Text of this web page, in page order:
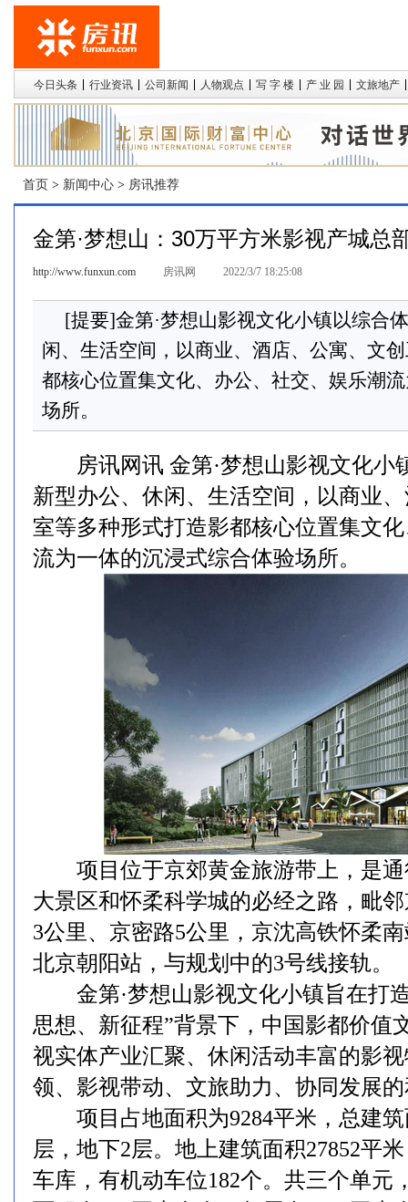
今日头条 行业资讯 公司新闻 人物观点 写 字 楼 产 业 园 文旅地产
首页 > 新闻中心 > 房讯推荐
金第·梦想山：30万平方米影视产城总
http://www.funxun.com 房讯网 2022/3/7 18:25:08
[提要]金第·梦想山影视文化小镇以综合
闲、生活空间，以商业、酒店、公寓、文
都核心位置集文化、办公、社交、娱乐潮
场所。
房讯网讯 金第·梦想山影视文化小
新型办公、休闲、生活空间，以商业
室等多种形式打造影都核心位置集文
流为一体的沉浸式综合体验场所。
项目位于京郊黄金旅游带上，是通
大景区和怀柔科学城的必经之路，毗
3公里、京密路5公里，京沈高铁怀柔
北京朝阳站，与规划中的3号线接轨。
金第·梦想山影视文化小镇旨在打
思想、新征程”背景下，中国影都价值
视实体产业汇聚、休闲活动丰富的影
领、影视带动、文旅助力、协同发展
项目占地面积为9284平米，总建筑
层，地下2层。地上建筑面积27852平
车库，有机动车位182个。共三个单元